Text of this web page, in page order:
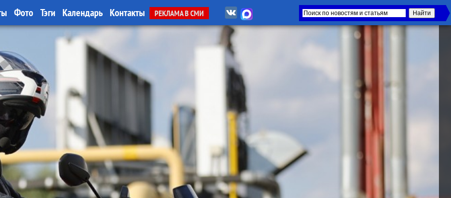
Фото Тэги Календарь Контакты РЕКЛАМА В СМИ